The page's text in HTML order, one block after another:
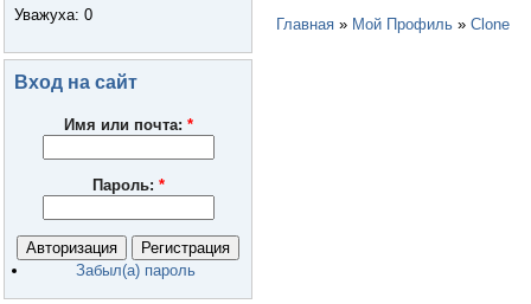
Уважуха: 0
Вход на сайт
Имя или почта: *
Пароль: *
Забыл(а) пароль
Главная » Мой Профиль » Clone